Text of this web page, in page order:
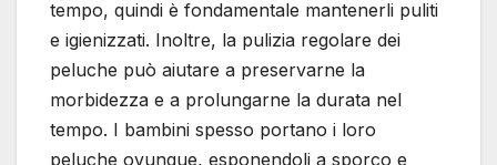
tempo, quindi è fondamentale mantenerli puliti
e igienizzati. Inoltre, la pulizia regolare dei
peluche può aiutare a preservarne la
morbidezza e a prolungarne la durata nel
tempo. I bambini spesso portano i loro
peluche ovunque, esponendoli a sporco e